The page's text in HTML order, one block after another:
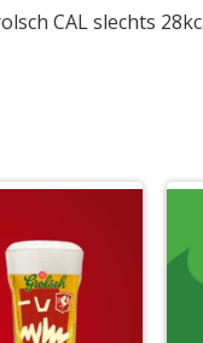
CAL slechts